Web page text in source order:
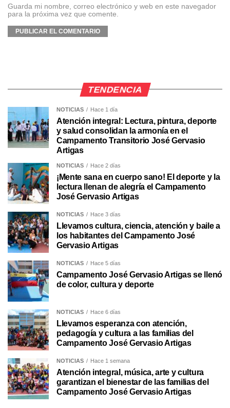
Guarda mi nombre, correo electrónico y web en este navegador
para la próxima vez que comente.
TENDENCIA
NOTICIAS Hace 1 día
Atención integral: Lectura, pintura, deporte
y salud consolidan la armonía en el
Campamento Transitorio José Gervasio
Artigas
NOTICIAS Hace 2 días
¡Mente sana en cuerpo sano! El deporte y la
lectura llenan de alegría el Campamento
José Gervasio Artigas
NOTICIAS Hace 3 días
Llevamos cultura, ciencia, atención y baile a
los habitantes del Campamento José
Gervasio Artigas
NOTICIAS Hace 5 días
Campamento José Gervasio Artigas se llenó
de color, cultura y deporte
NOTICIAS Hace 6 días
Llevamos esperanza con atención,
pedagogía y cultura a las familias del
Campamento José Gervasio Artigas
NOTICIAS Hace 1 semana
Atención integral, música, arte y cultura
garantizan el bienestar de las familias del
Campamento José Gervasio Artigas